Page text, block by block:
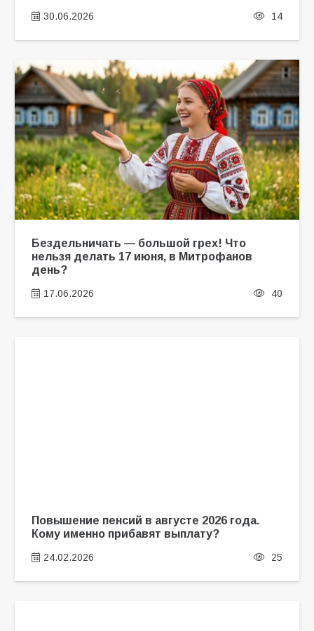
30.06.2026 14
Бездельничать — большой грех! Что
нельзя делать 17 июня, в Митрофанов
день?
17.06.2026 40
Повышение пенсий в августе 2026 года.
Кому именно прибавят выплату?
24.02.2026 25